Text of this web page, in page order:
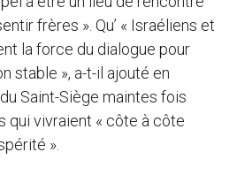
frères ». Qu’ « Israéliens et
la force du dialogue pour
stable », a-t-il ajouté en
Saint-Siège maintes fois
qui vivraient « côte à côte
».